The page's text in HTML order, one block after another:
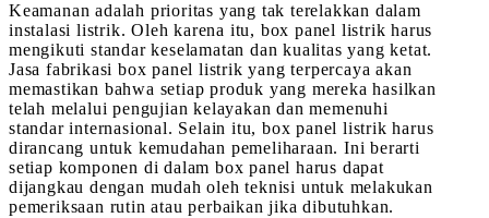
Keamanan adalah prioritas yang tak terelakkan dalam
instalasi listrik. Oleh karena itu, box panel listrik harus
mengikuti standar keselamatan dan kualitas yang ketat.
Jasa fabrikasi box panel listrik yang terpercaya akan
memastikan bahwa setiap produk yang mereka hasilkan
telah melalui pengujian kelayakan dan memenuhi
standar internasional. Selain itu, box panel listrik harus
dirancang untuk kemudahan pemeliharaan. Ini berarti
setiap komponen di dalam box panel harus dapat
dijangkau dengan mudah oleh teknisi untuk melakukan
pemeriksaan rutin atau perbaikan jika dibutuhkan.